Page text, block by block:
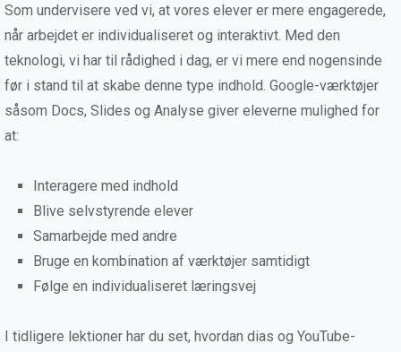
Som undervisere ved vi, at vores elever er mere engagerede,
når arbejdet er individualiseret og interaktivt. Med den
teknologi, vi har til rådighed i dag, er vi mere end nogensinde
før i stand til at skabe denne type indhold. Google-værktøjer
såsom Docs, Slides og Analyse giver eleverne mulighed for
at:
Interagere med indhold
Blive selvstyrende elever
Samarbejde med andre
Bruge en kombination af værktøjer samtidigt
Følge en individualiseret læringsvej
I tidligere lektioner har du set, hvordan dias og YouTube-